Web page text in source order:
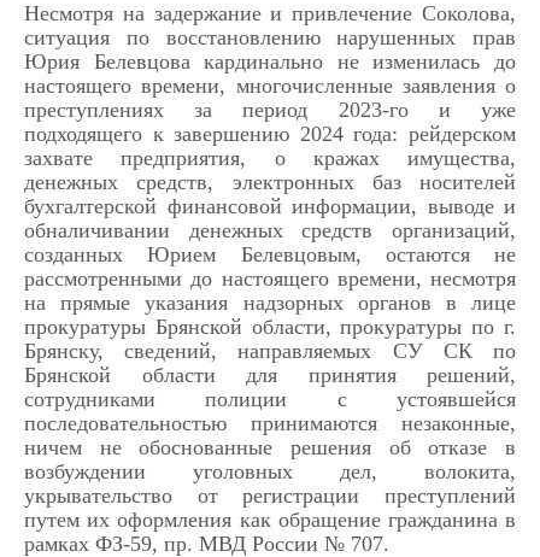
Несмотря на задержание и привлечение Соколова,
ситуация по восстановлению нарушенных прав
Юрия Белевцова кардинально не изменилась до
настоящего времени, многочисленные заявления о
преступлениях за период 2023-го и уже
подходящего к завершению 2024 года: рейдерском
захвате предприятия, о кражах имущества,
денежных средств, электронных баз носителей
бухгалтерской финансовой информации, выводе и
обналичивании денежных средств организаций,
созданных Юрием Белевцовым, остаются не
рассмотренными до настоящего времени, несмотря
на прямые указания надзорных органов в лице
прокуратуры Брянской области, прокуратуры по г.
Брянску, сведений, направляемых СУ СК по
Брянской области для принятия решений,
сотрудниками полиции с устоявшейся
последовательностью принимаются незаконные,
ничем не обоснованные решения об отказе в
возбуждении уголовных дел, волокита,
укрывательство от регистрации преступлений
путем их оформления как обращение гражданина в
рамках ФЗ-59, пр. МВД России № 707.